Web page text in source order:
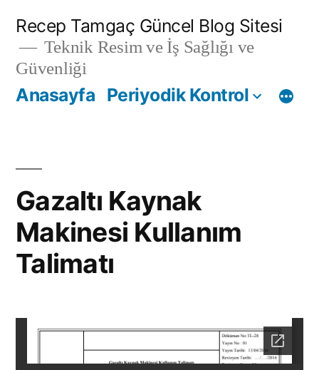
Recep Tamgaç Güncel Blog Sitesi
Teknik Resim ve İş Sağlığı ve
Güvenliği
Anasayfa Periyodik Kontrol
Gazaltı Kaynak
Makinesi Kullanım
Talimatı